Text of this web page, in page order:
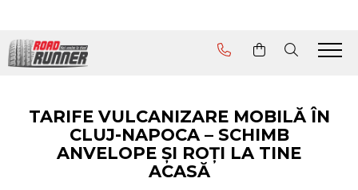
Servicii
Asistență în caz de pană
Hotel de anvelope
TARIFE VULCANIZARE MOBILĂ ÎN
CLUJ-NAPOCA – SCHIMB
ANVELOPE ȘI ROȚI LA TINE
ACASĂ